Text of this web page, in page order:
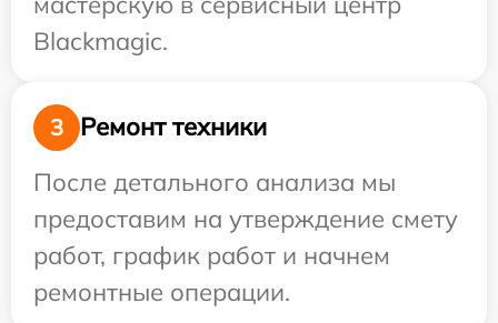
Blackmagic.
3
Ремонт техники
После детального анализа мы
предоставим на утверждение смету
работ, график работ и начнем
ремонтные операции.